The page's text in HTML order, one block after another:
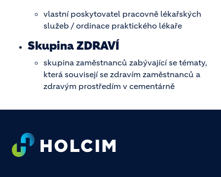
vlastní poskytovatel pracovně lékařských
služeb / ordinace praktického lékaře
Skupina ZDRAVÍ
skupina zaměstnanců zabývající se tématy,
která souvisejí se zdravím zaměstnanců a
zdravým prostředím v cementárně
Footer